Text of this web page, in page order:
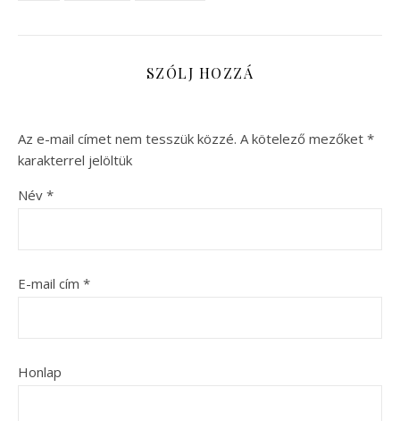
SZÓLJ HOZZÁ
Az e-mail címet nem tesszük közzé. A kötelező mezőket *
karakterrel jelöltük
Név *
E-mail cím *
Honlap